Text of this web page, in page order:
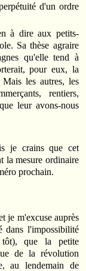
d'un ordre
à dire aux petits-
Sa thèse agraire
qu'elle tend à
pour eux, la
les autres, les
rentiers,
leur avons-nous
je crains que cet
la mesure ordinaire
prochain.
je m'excuse auprès
dans l'impossibilité
tôt), que la petite
de la révolution
au lendemain de